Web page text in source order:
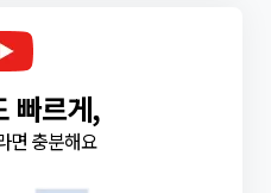
빠르게,
면 충분해요